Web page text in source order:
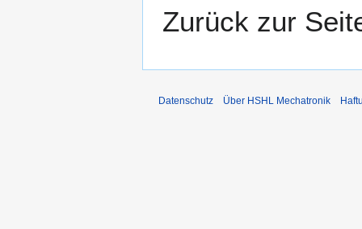
Zurück zur
Datenschutz Über HSHL Mechatronik